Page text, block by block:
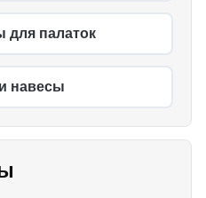
для палаток
навесы